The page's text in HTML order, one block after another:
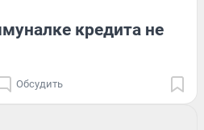
кредита не
Обсудить